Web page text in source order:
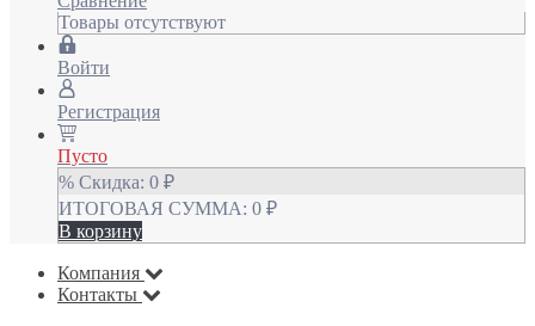
Товары отсутствуют
Войти
Регистрация
Пусто
% Скидка: 0 ₽
ИТОГОВАЯ СУММА: 0 ₽
В корзину
Компания
Контакты